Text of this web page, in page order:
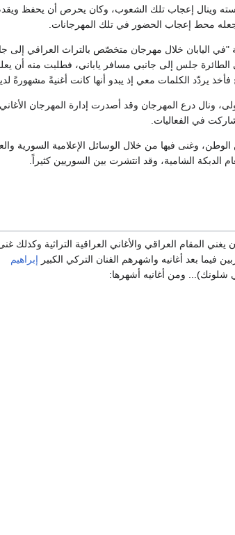
وينال إعجاب تلك الشعوب، وكان يحرص أن يحفظ
جعله محط إعجاب الحضور في تلك المهرجانات.
اليابان خلال مهرجان متخصّص بالتراث العراقي إلى
الطائرة جلس إلى جانبي مسافر ياباني، فطلبت منه أن
فأخذ يردّد الكلمات معي إذ يبدو أنها كانت أغنيةً مشهورةً
ونال درع المهرجان وقد أصدرت إدارة المهرجان
في الفعاليات.
من الوطن، وغنى فيها من خلال الوسائل الإعلامية
الدبكة الشامية، وقد انتشرت بين السوريين كثيراً.
يغني المقام العراقي والأغاني العراقية التراثية وكذلك
فيما بعد أغانيه واشهرهم الفنان التركي الكبير إبراهيم
شلونك)... ومن أغانيه أشهرها: